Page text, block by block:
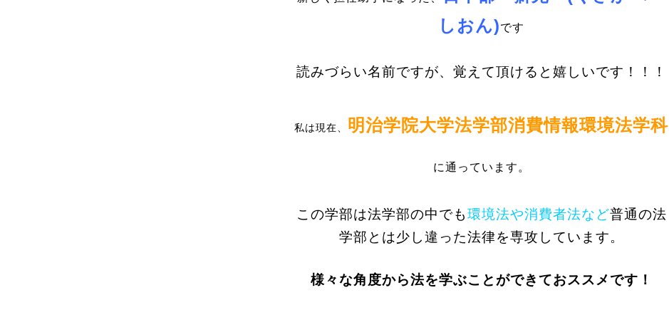
しおん)です
読みづらい名前ですが、覚えて頂けると嬉しいです！！！
私は現在、 明治学院大学法学部消費情報環境法学科
に通っています。
この学部は法学部の中でも環境法や消費者法など普通の法
学部とは少し違った法律を専攻しています。
様々な角度から法を学ぶことができておススメです！